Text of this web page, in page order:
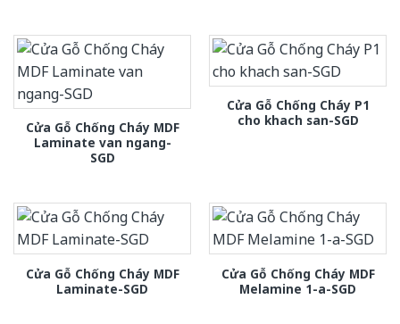
Cửa Gỗ Chống Cháy MDF
Laminate van ngang-
SGD
Cửa Gỗ Chống Cháy P1
cho khach san-SGD
Cửa Gỗ Chống Cháy MDF
Laminate-SGD
Cửa Gỗ Chống Cháy MDF
Melamine 1-a-SGD